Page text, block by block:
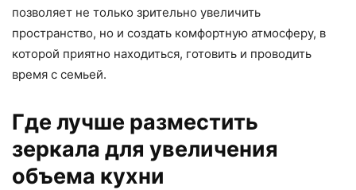
позволяет не только зрительно увеличить
пространство, но и создать комфортную атмосферу, в
которой приятно находиться, готовить и проводить
время с семьей.
Где лучше разместить
зеркала для увеличения
объема кухни